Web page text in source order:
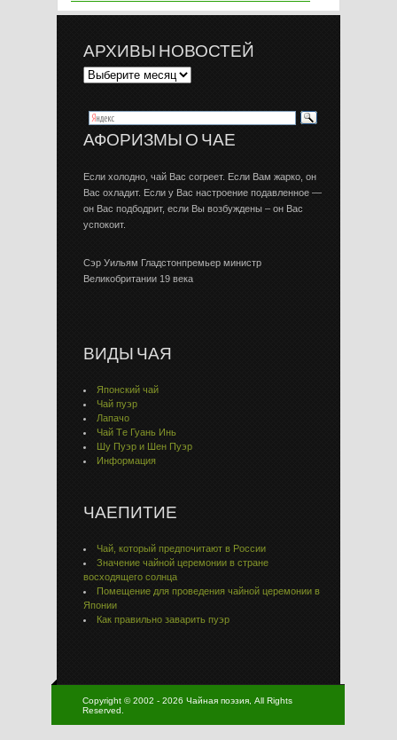
АРХИВЫ НОВОСТЕЙ
АФОРИЗМЫ О ЧАЕ
Если холодно, чай Вас согреет. Если Вам жарко, он
Вас охладит. Если у Вас настроение подавленное —
он Вас подбодрит, если Вы возбуждены – он Вас
успокоит.
Сэр Уильям Гладстонпремьер министр
Великобритании 19 века
ВИДЫ ЧАЯ
Японский чай
Чай пуэр
Лапачо
Чай Тe Гуaнь Инь
Шу Пуэр и Шен Пуэр
Информация
ЧАЕПИТИЕ
Чай, который предпочитают в России
Значение чайной церемонии в стране
восходящего солнца
Помещение для проведения чайной церемонии в
Японии
Как правильно заварить пуэр
Copyright © 2002 - 2026 Чайная поэзия, All Rights
Reserved.